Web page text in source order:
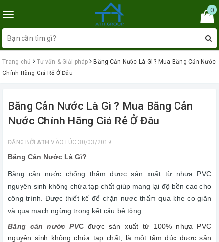
Toggle
navigation
0
Trang chủ Tư vấn & Giải pháp
Băng Cản Nước Là Gì ? Mua Băng Cản Nước
Chính Hãng Giá Rẻ Ở Đâu
Băng Cản Nước Là Gì ? Mua Băng Cản
Nước Chính Hãng Giá Rẻ Ở Đâu
ĐĂNG BỞIATH VÀO LÚC 30/03/2019
Băng Cản Nước Là Gì?
Băng cản nước chống thấm được sản xuất từ nhựa PVC
nguyên sinh không chứa tạp chất giúp mang lại độ bền cao cho
công trình. Được thiết kế để chặn nước thấm qua khe co giãn
và qua mạch ngừng trong kết cấu bê tông.
Băng cản nước PVC được sản xuất từ 100% nhựa PVC
nguyên sinh không chứa tạp chất, là một tấm đúc được sản